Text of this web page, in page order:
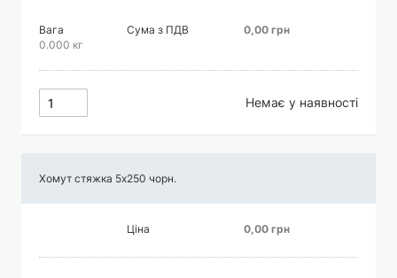
Вага
0.000 кг
Сума з ПДВ 0,00 грн
Немає у наявності
Хомут стяжка 5х250 чорн.
Ціна 0,00 грн